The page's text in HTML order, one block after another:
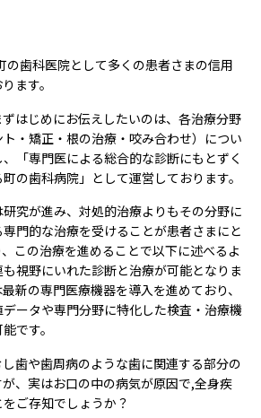
の歯科医院として多くの患者さまの信用
ます。
はじめにお伝えしたいのは、各治療分野
ト・矯正・根の治療・咬み合わせ）につい
「専門医による総合的な診断にもとずく
の歯科病院」として運営しております。
究が進み、対処的治療よりもその分野に
門的な治療を受けることが患者さまにと
この治療を進めることで以下に述べるよ
視野にいれた診断と治療が可能となりま
新の専門医療機器を導入を進めており、
ータや専門分野に特化した検査・治療機
です。
歯や歯周病のような歯に関連する部分の
、実はお口の中の病気が原因で,全身疾
ご存知でしょうか？